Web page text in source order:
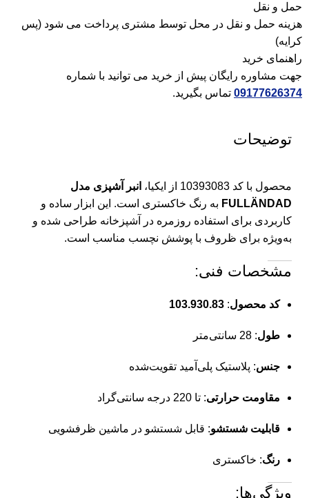
حمل و نقل
هزینه حمل و نقل در محل توسط مشتری پرداخت می شود (پس
کرایه)
راهنمای خرید
جهت مشاوره رایگان پیش از خرید می توانید با شماره
09177626374 تماس بگیرید.
توضیحات
محصول با کد 10393083 از ایکیا،
انبر آشپزی مدل
FULLÄNDAD به رنگ خاکستری است. این ابزار ساده و
کاربردی برای استفاده روزمره در آشپزخانه طراحی شده و
به‌ویژه برای ظروف با پوشش نچسب مناسب است.
مشخصات فنی:
کد محصول:
103.930.83
طول: 28 سانتی‌متر
جنس: پلاستیک پلی‌آمید تقویت‌شده
مقاومت حرارتی: تا 220 درجه سانتی‌گراد
قابلیت شستشو: قابل شستشو در ماشین ظرفشویی
رنگ: خاکستری
ویژگی‌ها: